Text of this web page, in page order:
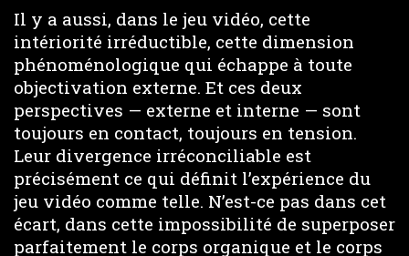
Il y a aussi, dans le jeu vidéo, cette
intériorité irréductible, cette dimension
phénoménologique qui échappe à toute
objectivation externe. Et ces deux
perspectives — externe et interne — sont
toujours en contact, toujours en tension.
Leur divergence irréconciliable est
précisément ce qui définit l’expérience du
jeu vidéo comme telle. N’est-ce pas dans cet
écart, dans cette impossibilité de superposer
parfaitement le corps organique et le corps